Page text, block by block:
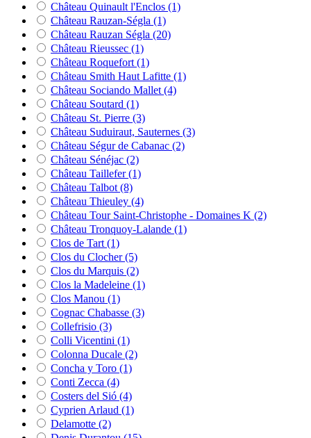
Château Quinault l'Enclos (1)
Château Rauzan-Ségla (1)
Château Rauzan Ségla (20)
Château Rieussec (1)
Château Roquefort (1)
Château Smith Haut Lafitte (1)
Château Sociando Mallet (4)
Château Soutard (1)
Château St. Pierre (3)
Château Suduiraut, Sauternes (3)
Château Ségur de Cabanac (2)
Château Sénéjac (2)
Château Taillefer(1)
Château Talbot (8)
Château Thieuley (4)
Château Tour Saint-Christophe - Domaines K (2)
Château Tronquoy-Lalande (1)
Clos de Tart (1)
Clos du Clocher(5)
Clos du Marquis (2)
Clos la Madeleine (1)
Clos Manou (1)
Cognac Chabasse (3)
Collefrisio (3)
Colli Vicentini (1)
Colonna Ducale (2)
Concha y Toro (1)
Conti Zecca (4)
Costers del Sió (4)
Cyprien Arlaud (1)
Delamotte (2)